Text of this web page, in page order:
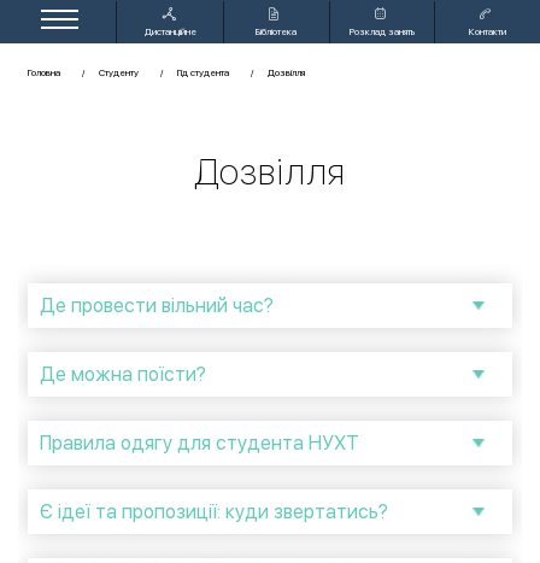
Дистанційне
Бібліотека Розклад занять Контакти
Головна Студенту Гід студента Дозвілля
Дозвілля
Де провести вільний час?
Де можна поїсти?
Правила одягу для студента НУХТ
Є ідеї та пропозиції: куди звертатись?